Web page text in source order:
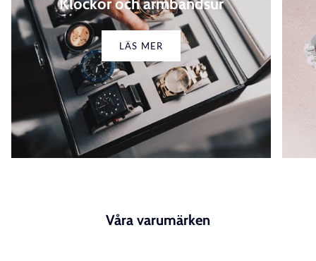
Klockor och armbandsur
LÄS MER
Våra varumärken